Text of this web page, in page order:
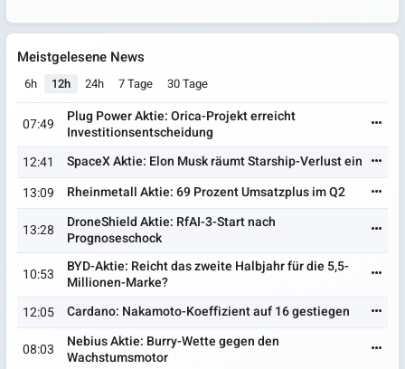
Meistgelesene News
6h 12h 24h 7 Tage 30 Tage
07:49
Plug Power Aktie: Orica-Projekt erreicht
Investitionsentscheidung
12:41
SpaceX Aktie: Elon Musk räumt Starship-Verlust ein
13:09
Rheinmetall Aktie: 69 Prozent Umsatzplus im Q2
13:28
DroneShield Aktie: RfAI-3-Start nach
Prognoseschock
10:53
BYD-Aktie: Reicht das zweite Halbjahr für die 5,5-
Millionen-Marke?
12:05
Cardano: Nakamoto-Koeffizient auf 16 gestiegen
08:03
Nebius Aktie: Burry-Wette gegen den
Wachstumsmotor